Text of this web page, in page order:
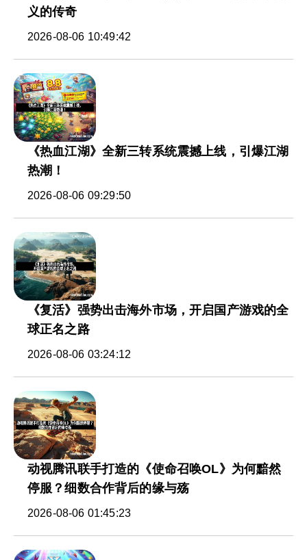
义的传奇
2026-08-06 10:49:42
《热血江湖》全新三转系统震撼上线，引爆江湖
热潮！
2026-08-06 09:29:50
《复活》强势出击海外市场，开启国产游戏的全
球正名之路
2026-08-06 03:24:12
动视腾讯联手打造的《使命召唤OL》为何黯然
停服？细数合作背后的缘与殇
2026-08-06 01:45:23